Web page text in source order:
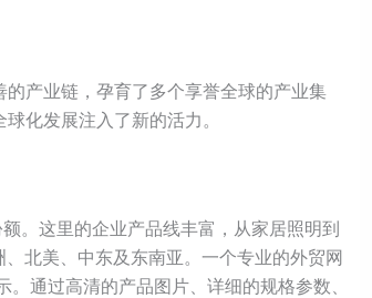
产业链，孕育了多个享誉全球的产业集
化发展注入了新的活力。
。这里的企业产品线丰富，从家居照明到
北美、中东及东南亚。一个专业的外贸网
通过高清的产品图片、详细的规格参数、